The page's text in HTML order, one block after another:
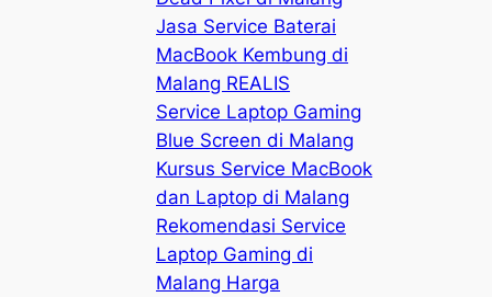
Jasa Service Baterai
MacBook Kembung di
Malang REALIS
Service Laptop Gaming
Blue Screen di Malang
Kursus Service MacBook
dan Laptop di Malang
Rekomendasi Service
Laptop Gaming di
Malang Harga